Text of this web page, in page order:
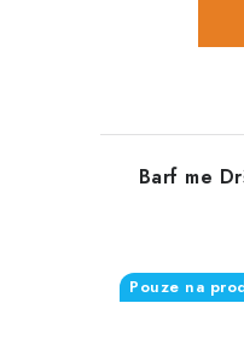
Barf me
Pouze na